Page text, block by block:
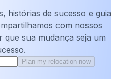
histórias de sucesso e guias
com nossos
sua mudança seja um
Plan my relocation now